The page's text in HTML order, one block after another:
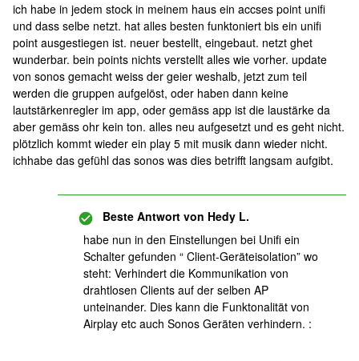
ich habe in jedem stock in meinem haus ein accses point unifi
und dass selbe netzt. hat alles besten funktoniert bis ein unifi
point ausgestiegen ist. neuer bestellt, eingebaut. netzt ghet
wunderbar. bein points nichts verstellt alles wie vorher. update
von sonos gemacht weiss der geier weshalb, jetzt zum teil
werden die gruppen aufgelöst, oder haben dann keine
lautstärkenregler im app, oder gemäss app ist die laustärke da
aber gemäss ohr kein ton. alles neu aufgesetzt und es geht nicht.
plötzlich kommt wieder ein play 5 mit musik dann wieder nicht.
ichhabe das gefühl das sonos was dies betrifft langsam aufgibt.
Beste Antwort von Hedy L.
habe nun in den Einstellungen bei Unifi ein
Schalter gefunden “ Client-Geräteisolation” wo
steht: Verhindert die Kommunikation von
drahtlosen Clients auf der selben AP
unteinander. Dies kann die Funktonalität von
Airplay etc auch Sonos Geräten verhindern. :